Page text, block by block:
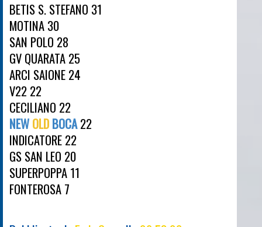
BETIS S. STEFANO 31
MOTINA 30
SAN POLO 28
GV QUARATA 25
ARCI SAIONE 24
V22 22
CECILIANO 22
NEW OLD BOCA22
INDICATORE 22
GS SAN LEO 20
SUPERPOPPA 11
FONTEROSA 7